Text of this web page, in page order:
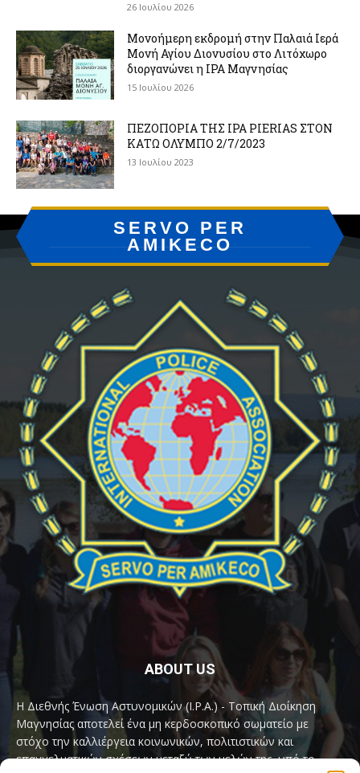
26 Ιουλίου 2026
Μονοήμερη εκδρομή στην Παλαιά Ιερά
Μονή Αγίου Διονυσίου στο Λιτόχωρο
διοργανώνει η IPA Μαγνησίας
15 Ιουλίου 2026
ΠΕΖΟΠΟΡΙΑ ΤΗΣ IPA PIERIAS ΣΤΟΝ
ΚΑΤΩ ΟΛΥΜΠΟ 2/7/2023
13 Ιουλίου 2023
SERVO PER
AMIKECO
ABOUT US
Η Διεθνής Ένωση Αστυνομικών (I.P.A.) - Τοπική Διοίκηση
Μαγνησίας αποτελεί ένα μη κερδοσκοπικό σωματείο με
στόχο την καλλιέργεια κοινωνικών, πολιτιστικών και
επαγγελματικών σχέσεων μεταξύ των μελών της, υπό το